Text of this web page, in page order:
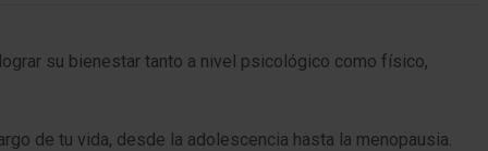
su bienestar tanto a nivel psicológico como físico,
de tu vida, desde la adolescencia hasta la menopausia.